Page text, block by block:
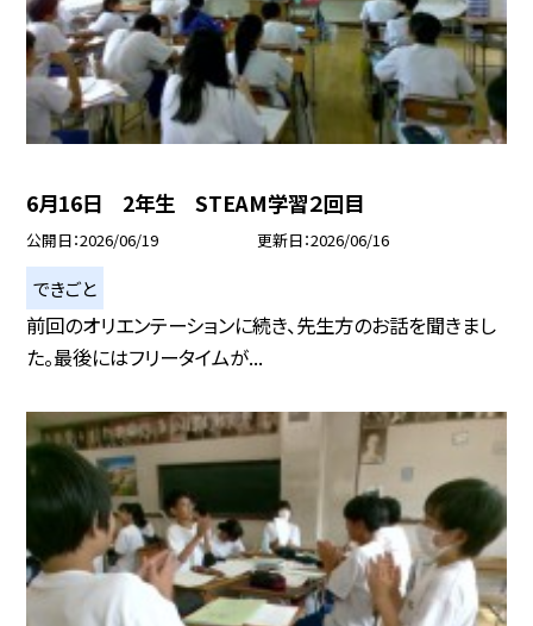
6月16日 2年生 STEAM学習２回目
公開日 2026/06/19 更新日 2026/06/16
できごと
前回のオリエンテーションに続き、先生方のお話を聞きまし
た。最後にはフリータイムが...